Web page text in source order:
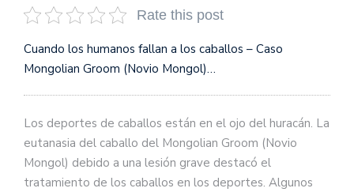
Rate this post
Cuando los humanos fallan a los caballos – Caso
Mongolian Groom (Novio Mongol)…
Los deportes de caballos están en el ojo del huracán. La
eutanasia del caballo del Mongolian Groom (Novio
Mongol) debido a una lesión grave destacó el
tratamiento de los caballos en los deportes. Algunos